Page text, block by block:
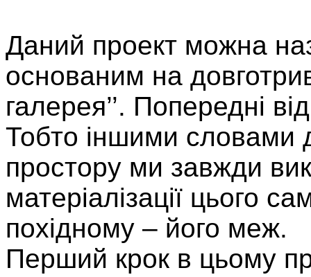
Даний проект можна
основаним на
галерея’’. Попередні
Тобто іншими словами
простору ми завжди
матеріалізації цього
похідному – його меж.
Перший крок в цьому